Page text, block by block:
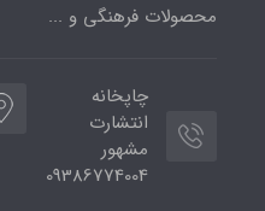
محصولات فرهنگی و ...
چاپخانه
انتشارت
مشهور
09386774004